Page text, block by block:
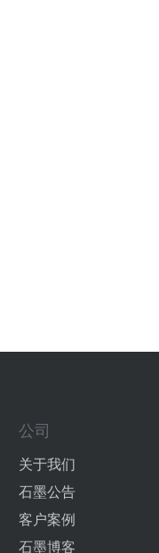
公司
关于我们
石墨公告
客户案例
石墨博客